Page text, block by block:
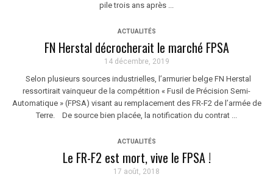
pile trois ans après ...
ACTUALITÉS
FN Herstal décrocherait le marché FPSA
14 décembre, 2019
Selon plusieurs sources industrielles, l’armurier belge FN Herstal
ressortirait vainqueur de la compétition « Fusil de Précision Semi-
Automatique » (FPSA) visant au remplacement des FR-F2 de l’armée de
Terre. De source bien placée, la notification du contrat ...
ACTUALITÉS
Le FR-F2 est mort, vive le FPSA !
17 août, 2018